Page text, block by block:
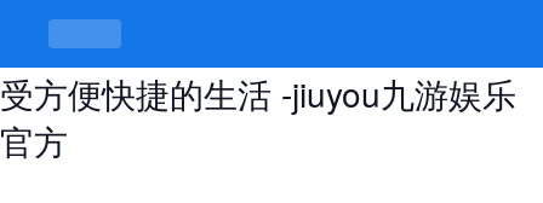
大连万达公寓几楼有服务，住这里享
受方便快捷的生活 -jiuyou九游娱乐
官方